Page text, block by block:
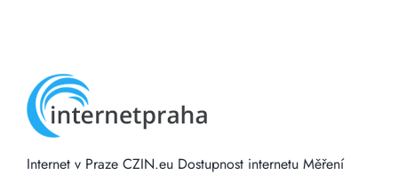
Internet v Praze CZIN.eu Dostupnost internetu Měření